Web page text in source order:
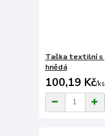
Taška textilní s
hnědá
100,19 Kč/ks